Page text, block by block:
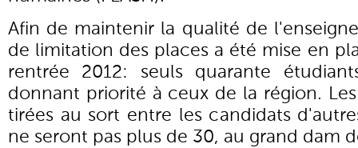
Afin de maintenir la qualité de
de limitation des places a été mise en
rentrée 2012: seuls quarante
donnant priorité à ceux de la région.
tirées au sort entre les candidats
ne seront pas plus de 30, au grand dam